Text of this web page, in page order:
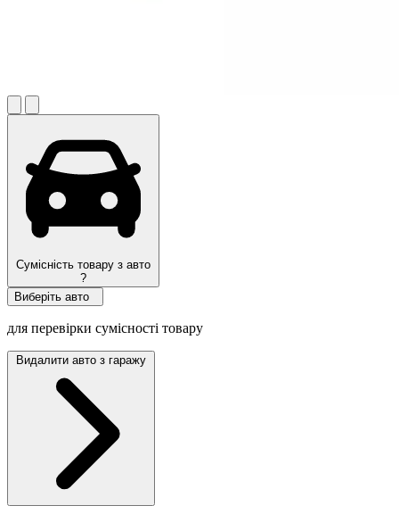
Сумісність товару з авто
?
Виберіть авто
для перевірки сумісності товару
Видалити авто з гаражу